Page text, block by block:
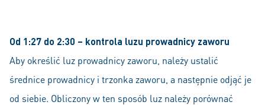
Od 1:27 do 2:30 – kontrola luzu prowadnicy zaworu
Aby określić luz prowadnicy zaworu, należy ustalić
średnice prowadnicy i trzonka zaworu, a następnie odjąć je
od siebie. Obliczony w ten sposób luz należy porównać